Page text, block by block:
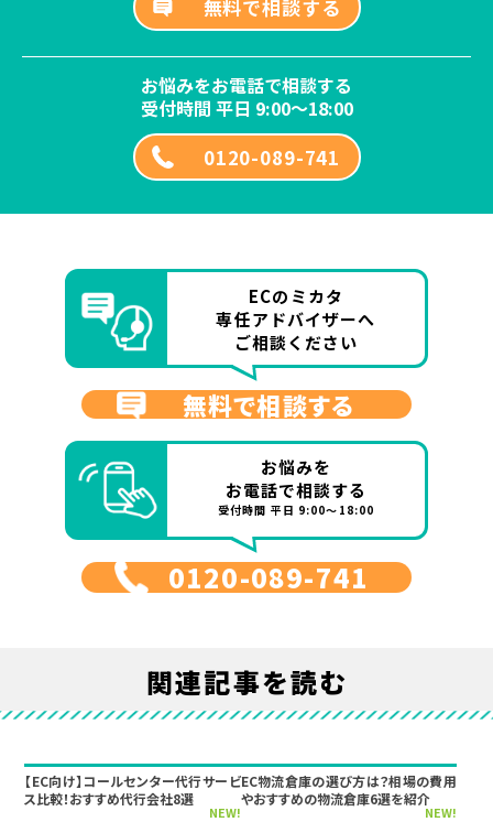
無料で相談する
お悩みをお電話で相談する
受付時間 平日 9:00～18:00
0120-089-741
ECのミカタ
専任アドバイザーへ
ご相談ください
無料で相談する
お悩みを
お電話で相談する
受付時間 平日 9:00～18:00
0120-089-741
関連記事を読む
【EC向け】コールセンター代行サービ
ス比較！おすすめ代行会社8選
NEW!
EC物流倉庫の選び方は？相場の費用
やおすすめの物流倉庫6選を紹介
NEW!